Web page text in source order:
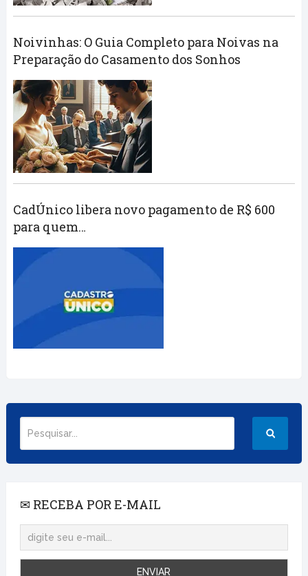
Noivinhas: O Guia Completo para Noivas na
Preparação do Casamento dos Sonhos
CadÚnico libera novo pagamento de R$ 600
para quem…
✉ RECEBA POR E-MAIL